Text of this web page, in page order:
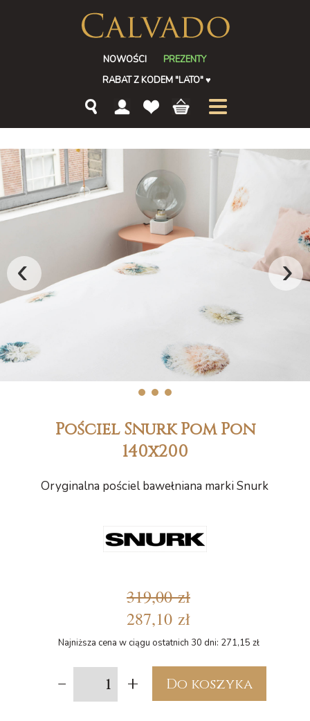
NOWOŚCI
PREZENTY
RABAT Z KODEM "LATO"♥
‹ ›
1 2 3
Pościel Snurk Pom Pon
140x200
Oryginalna pościel bawełniana marki Snurk
319,00 zł
287,10 zł
Najniższa cena w ciągu ostatnich 30 dni: 271,15 zł
- + Do koszyka